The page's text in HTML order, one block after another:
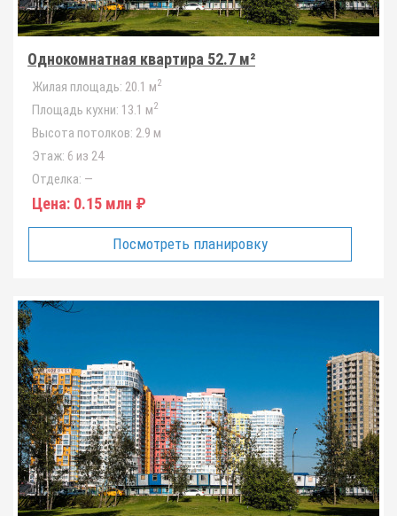
Однокомнатная квартира 52.7 м²
Жилая площадь: 20.1 м2
Площадь кухни: 13.1 м2
Высота потолков: 2.9 м
Этаж: 6 из 24
Отделка: —
Цена: 0.15 млн ₽
Посмотреть планировку